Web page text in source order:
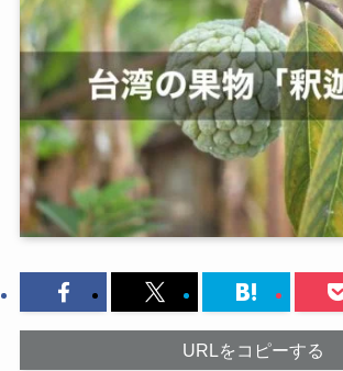
URLをコピーする